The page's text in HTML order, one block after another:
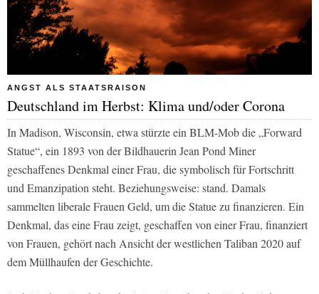
ANGST ALS STAATSRAISON
Deutschland im Herbst: Klima und/oder Corona
In Madison, Wisconsin, etwa stürzte ein BLM-Mob die „Forward
Statue“, ein 1893 von der Bildhauerin Jean Pond Miner
geschaffenes Denkmal einer Frau, die symbolisch für Fortschritt
und Emanzipation steht. Beziehungsweise: stand. Damals
sammelten liberale Frauen Geld, um die Statue zu finanzieren. Ein
Denkmal, das eine Frau zeigt, geschaffen von einer Frau, finanziert
von Frauen, gehört nach Ansicht der westlichen Taliban 2020 auf
dem Müllhaufen der Geschichte.